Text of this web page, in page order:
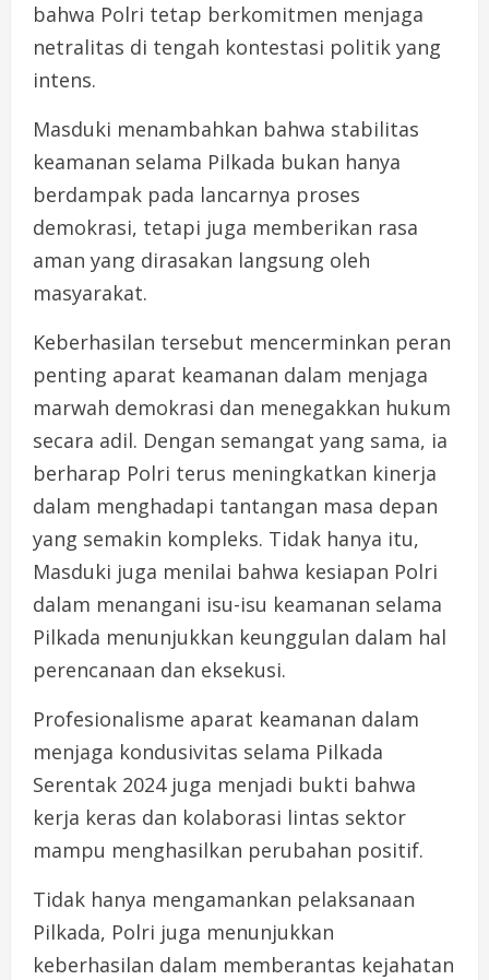
bahwa Polri tetap berkomitmen menjaga
netralitas di tengah kontestasi politik yang
intens.
Masduki menambahkan bahwa stabilitas
keamanan selama Pilkada bukan hanya
berdampak pada lancarnya proses
demokrasi, tetapi juga memberikan rasa
aman yang dirasakan langsung oleh
masyarakat.
Keberhasilan tersebut mencerminkan peran
penting aparat keamanan dalam menjaga
marwah demokrasi dan menegakkan hukum
secara adil. Dengan semangat yang sama, ia
berharap Polri terus meningkatkan kinerja
dalam menghadapi tantangan masa depan
yang semakin kompleks. Tidak hanya itu,
Masduki juga menilai bahwa kesiapan Polri
dalam menangani isu-isu keamanan selama
Pilkada menunjukkan keunggulan dalam hal
perencanaan dan eksekusi.
Profesionalisme aparat keamanan dalam
menjaga kondusivitas selama Pilkada
Serentak 2024 juga menjadi bukti bahwa
kerja keras dan kolaborasi lintas sektor
mampu menghasilkan perubahan positif.
Tidak hanya mengamankan pelaksanaan
Pilkada, Polri juga menunjukkan
keberhasilan dalam memberantas kejahatan